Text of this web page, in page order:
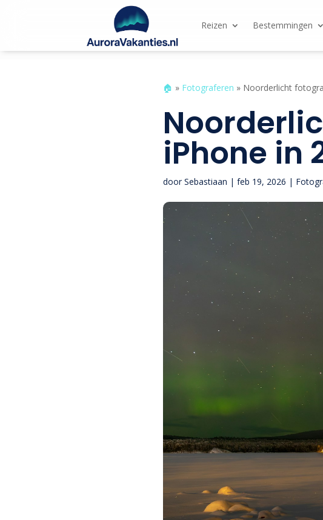
Reizen Bestemmingen
🏠︎ » Fotograferen » Noorderlicht
iPhone in
doorSebastiaan | feb 19, 2026 |